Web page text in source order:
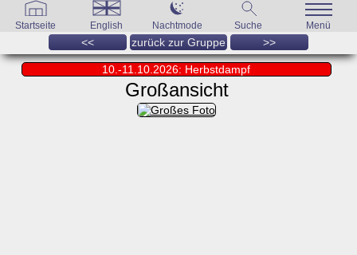
Startseite English Nachtmode Suche Menü
<< zurück zur Gruppe >>
10.-11.10.2026: Herbstdampf
Großansicht